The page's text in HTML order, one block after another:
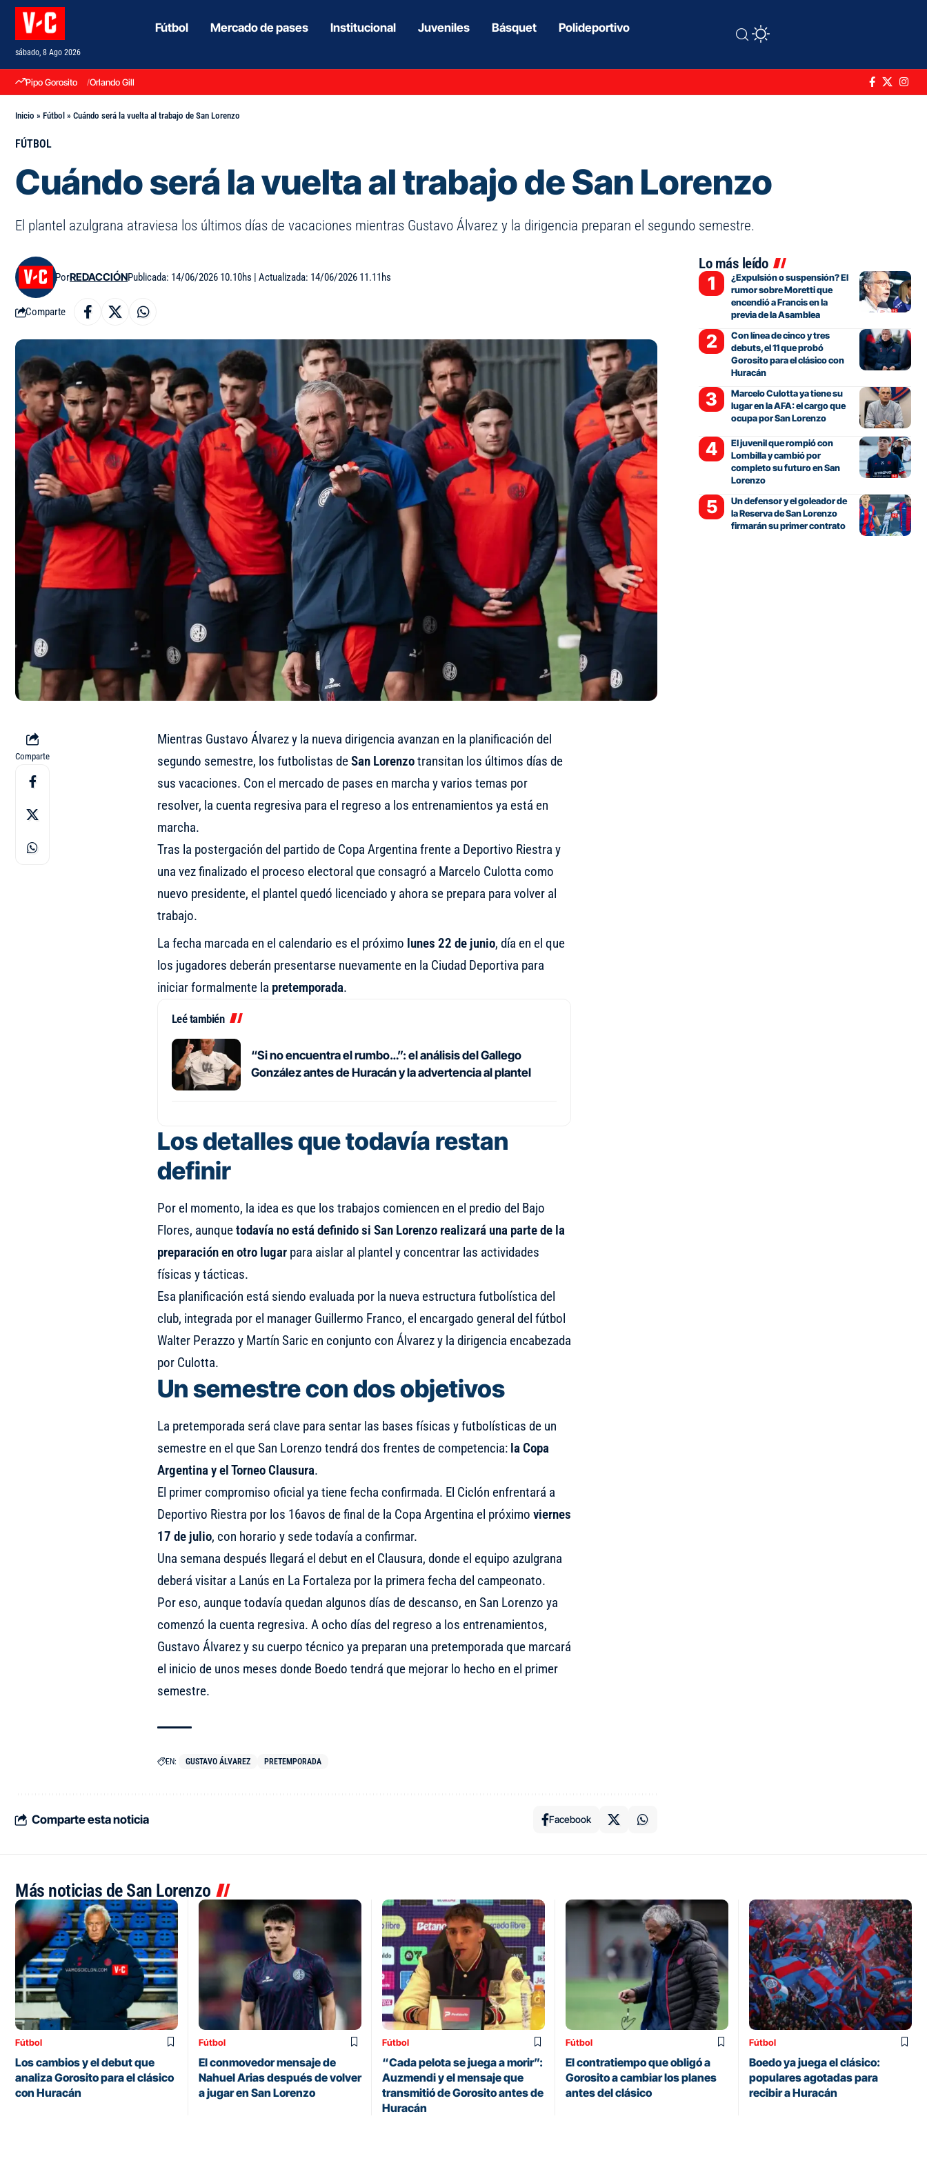
sábado, 8 Ago 2026
Fútbol Mercado de pases Institucional Juveniles Básquet Polideportivo
Pipo Gorosito Orlando Gill
Inicio » Fútbol » Cuándo será la vuelta al trabajo de San Lorenzo
FÚTBOL
Cuándo será la vuelta al trabajo de San Lorenzo
El plantel azulgrana atraviesa los últimos días de vacaciones mientras Gustavo Álvarez y la dirigencia preparan el segundo semestre.
PorREDACCIÓNPublicada: 14/06/2026 10.10hs | Actualizada: 14/06/2026 11.11hs
Comparte
Comparte
Mientras Gustavo Álvarez y la nueva dirigencia avanzan en la planificación del
segundo semestre, los futbolistas deSan Lorenzotransitan los últimos días de
sus vacaciones. Con el mercado de pases en marcha y varios temas por
resolver, la cuenta regresiva para el regreso a los entrenamientos ya está en
marcha.
Tras la postergación del partido de Copa Argentina frente a Deportivo Riestra y
una vez finalizado el proceso electoral que consagró a Marcelo Culotta como
nuevo presidente, el plantel quedó licenciado y ahora se prepara para volver al
trabajo.
La fecha marcada en el calendario es el próximo lunes 22 de junio, día en el que
los jugadores deberán presentarse nuevamente en la Ciudad Deportiva para
iniciar formalmente la pretemporada.
Leé también
“Si no encuentra el rumbo…”: el análisis del Gallego
González antes de Huracán y la advertencia al plantel
Los detalles que todavía restan
definir
Por el momento, la idea es que los trabajos comiencen en el predio del Bajo
Flores, aunquetodavía no está definido si San Lorenzo realizará una parte de la
preparación en otro lugarpara aislar al plantel y concentrar las actividades
físicas y tácticas.
Esa planificación está siendo evaluada por la nueva estructura futbolística del
club, integrada por el manager Guillermo Franco, el encargado general del fútbol
Walter Perazzo y Martín Saric en conjunto con Álvarez y la dirigencia encabezada
por Culotta.
Un semestre con dos objetivos
La pretemporada será clave para sentar las bases físicas y futbolísticas de un
semestre en el que San Lorenzo tendrá dos frentes de competencia: la Copa
Argentina y el Torneo Clausura.
El primer compromiso oficial ya tiene fecha confirmada. El Ciclón enfrentará a
Deportivo Riestra por los 16avos de final de la Copa Argentina el próximo viernes
17 de julio, con horario y sede todavía a confirmar.
Una semana después llegará el debut en el Clausura, donde el equipo azulgrana
deberá visitar a Lanús en La Fortaleza por la primera fecha del campeonato.
Por eso, aunque todavía quedan algunos días de descanso, en San Lorenzo ya
comenzó la cuenta regresiva. A ocho días del regreso a los entrenamientos,
Gustavo Álvarez y su cuerpo técnico ya preparan una pretemporada que marcará
el inicio de unos meses donde Boedo tendrá que mejorar lo hecho en el primer
semestre.
EN: GUSTAVO ÁLVAREZ PRETEMPORADA
Comparte esta noticia Facebook
Lo más leído
¿Expulsión o suspensión? El
rumor sobre Moretti que
encendió a Francis en la
previa de la Asamblea
Con línea de cinco y tres
debuts, el 11 que probó
Gorosito para el clásico con
Huracán
Marcelo Culotta ya tiene su
lugar en la AFA: el cargo que
ocupa por San Lorenzo
El juvenil que rompió con
Lombilla y cambió por
completo su futuro en San
Lorenzo
Un defensor y el goleador de
la Reserva de San Lorenzo
firmarán su primer contrato
Más noticias de San Lorenzo
Fútbol
Los cambios y el debut que
analiza Gorosito para el clásico
con Huracán
Fútbol
El conmovedor mensaje de
Nahuel Arias después de volver
a jugar en San Lorenzo
Fútbol
“Cada pelota se juega a morir”:
Auzmendi y el mensaje que
transmitió de Gorosito antes de
Huracán
Fútbol
El contratiempo que obligó a
Gorosito a cambiar los planes
antes del clásico
Fútbol
Boedo ya juega el clásico:
populares agotadas para
recibir a Huracán